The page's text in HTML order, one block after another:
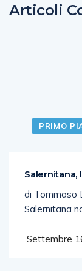
Articoli
PRIMO
Salernitana,
di Tommaso
Salernitana
Settembre